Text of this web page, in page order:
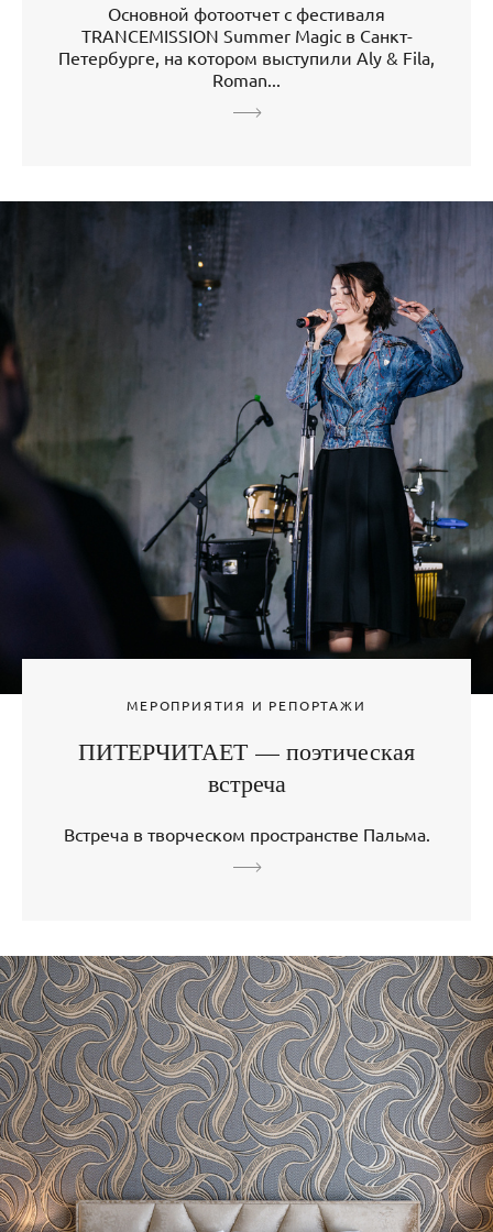
Основной фотоотчет с фестиваля
TRANCEMISSION Summer Magic в Санкт-
Петербурге, на котором выступили Aly & Fila,
Roman...
МЕРОПРИЯТИЯ И РЕПОРТАЖИ
ПИТЕРЧИТАЕТ — поэтическая
встреча
Встреча в творческом пространстве Пальма.